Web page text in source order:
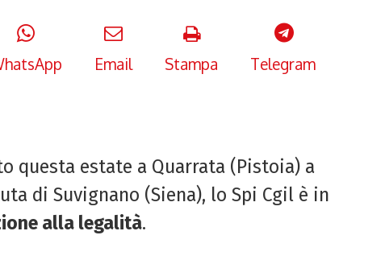
Email Stampa Telegram
questa estate a Quarrata (Pistoia) a
di Suvignano (Siena), lo Spi Cgil è in
alla legalità.